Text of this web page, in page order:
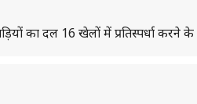
का दल 16 खेलों में प्रतिस्पर्धा करने के